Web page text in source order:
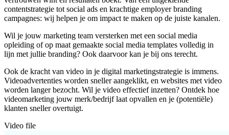
contentstrategie tot social ads en krachtige employer branding
campagnes: wij helpen je om impact te maken op de juiste kanalen.
Wil je jouw marketing team versterken met een social media
opleiding of op maat gemaakte social media templates volledig in
lijn met jullie branding? Ook daarvoor kan je bij ons terecht.
Ook de kracht van video in je digital marketingstrategie is immens.
Videoadvertenties worden sneller aangeklikt, en websites met video
worden langer bezocht. Wil je video effectief inzetten? Ontdek hoe
videomarketing jouw merk/bedrijf laat opvallen en je (potentiële)
klanten sneller overtuigt.
Video file